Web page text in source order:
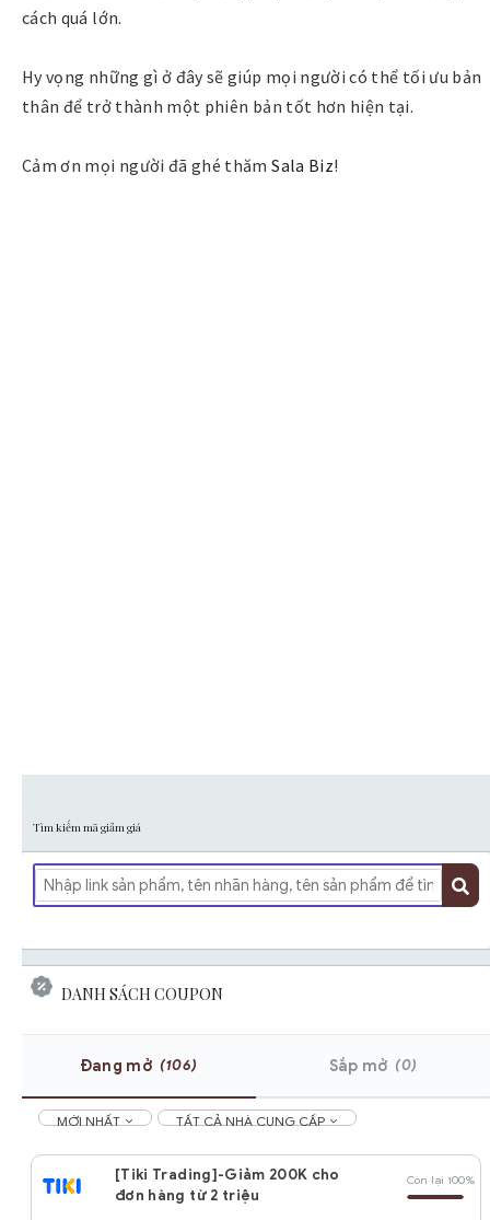
cách quá lớn.
Hy vọng những gì ở đây sẽ giúp mọi người có thể tối ưu bản
thân để trở thành một phiên bản tốt hơn hiện tại.
Cảm ơn mọi người đã ghé thămSala Biz!
Tìm kiếm mã giảm giá
DANH SÁCH COUPON
Đang mở (106) Sắp mở (0)
MỚI NHẤT TẤT CẢ NHÀ CUNG CẤP
[Tiki Trading]-Giảm 200K cho
đơn hàng từ 2 triệu
Còn lại 100%